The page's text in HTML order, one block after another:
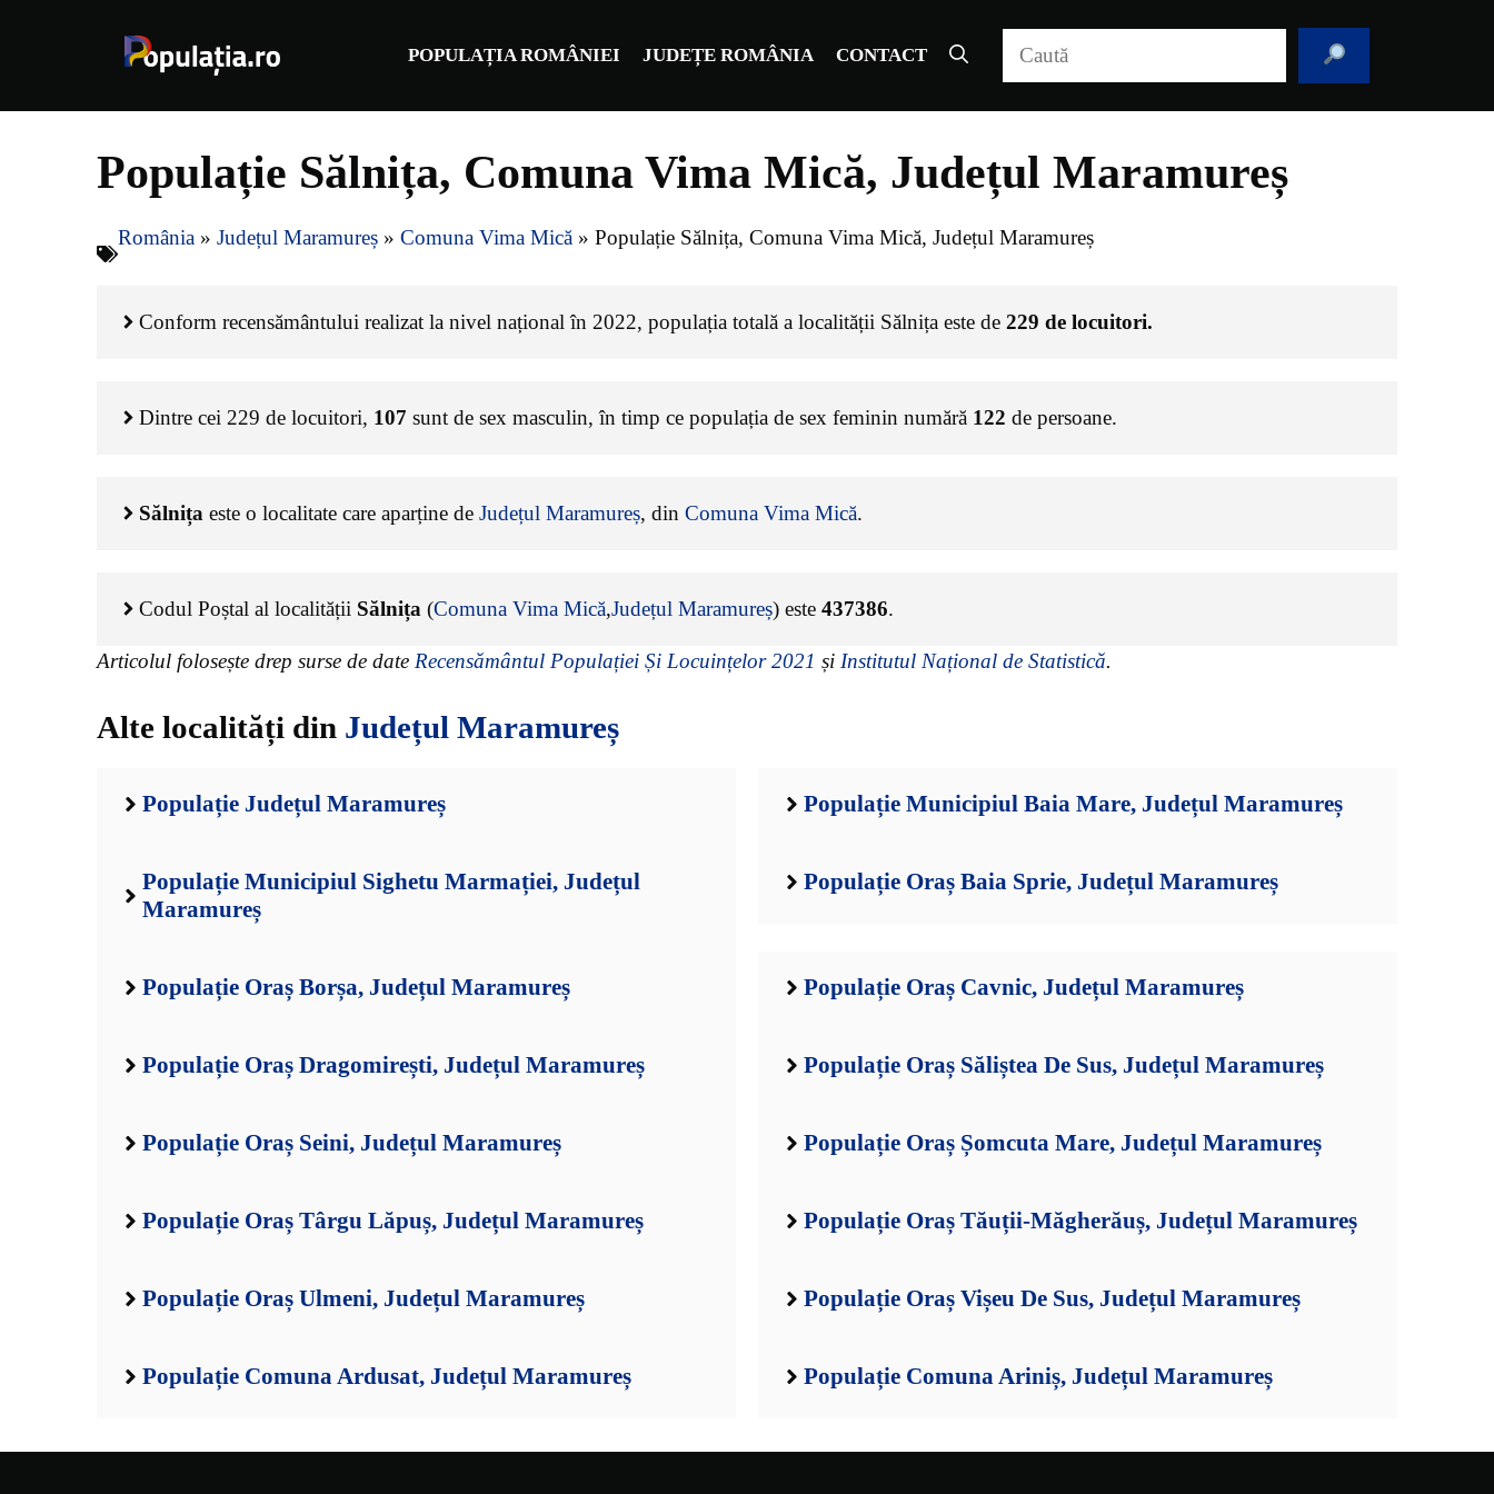
POPULAȚIA ROMÂNIEI JUDEȚE ROMÂNIA CONTACT
Populație Sălnița, Comuna Vima Mică, Județul Maramureș
România » Județul Maramureș » Comuna Vima Mică » Populație Sălnița, Comuna Vima Mică, Județul Maramureș
Conform recensământului realizat la nivel național în 2022, populația totală a localității Sălnița este de 229 de locuitori.
Dintre cei 229 de locuitori, 107 sunt de sex masculin, în timp ce populația de sex feminin numără 122 de persoane.
Sălnița este o localitate care aparține de Județul Maramureș, din Comuna Vima Mică.
Codul Poștal al localității Sălnița (Comuna Vima Mică,Județul Maramureș) este 437386.
Articolul folosește drep surse de date Recensământul Populației Și Locuințelor 2021 și Institutul Național de Statistică.
Alte localități din Județul Maramureș
Populație Județul Maramureș Populație Municipiul Baia Mare, Județul Maramureș
Populație Municipiul Sighetu Marmației, Județul
Maramureș
Populație Oraș Baia Sprie, Județul Maramureș
Populație Oraș Borșa, Județul Maramureș Populație Oraș Cavnic, Județul Maramureș
Populație Oraș Dragomirești, Județul Maramureș Populație Oraș Săliștea De Sus, Județul Maramureș
Populație Oraș Seini, Județul Maramureș Populație Oraș Șomcuta Mare, Județul Maramureș
Populație Oraș Târgu Lăpuș, Județul Maramureș Populație Oraș Tăuții-Măgherăuș, Județul Maramureș
Populație Oraș Ulmeni, Județul Maramureș Populație Oraș Vișeu De Sus, Județul Maramureș
Populație Comuna Ardusat, Județul Maramureș Populație Comuna Ariniș, Județul Maramureș